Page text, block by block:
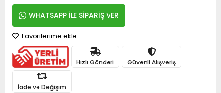
WHATSAPP İLE SİPARİŞ VER
Favorilerime ekle
Hızlı Gönderi Güvenli Alışveriş
İade ve Değişim